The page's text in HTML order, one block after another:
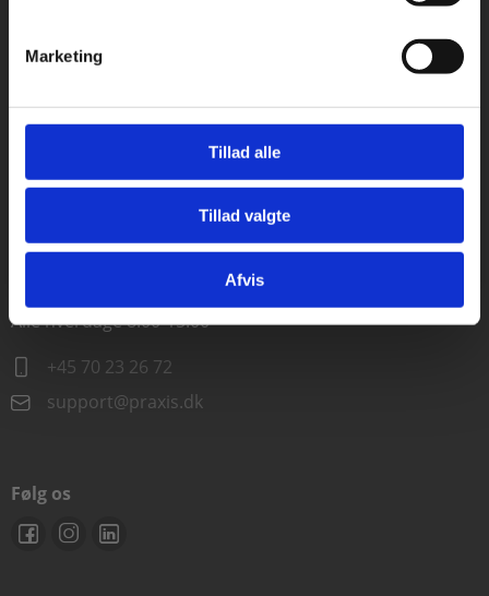
Marketing
Tillad alle
Tillad valgte
Afvis
Kontakt kundeservice
+45 70 23 85 87
Kontakt teknisk support
Alle hverdage 8.00-15.00
+45 70 23 26 72
support@praxis.dk
Følg os
Gå til praxisOnline